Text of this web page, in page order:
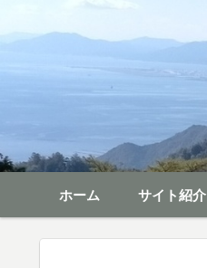
ホーム サイト紹介